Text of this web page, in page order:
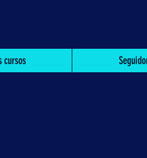
cursos